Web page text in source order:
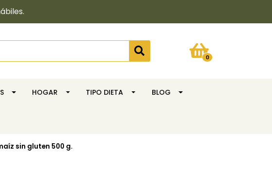
0
HOGAR TIPO DIETA BLOG
sin gluten 500 g.